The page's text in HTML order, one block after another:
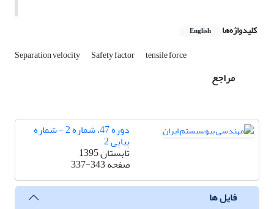
کلیدواژه‌ها English
Separation velocity Safety factor tensile force
مراجع
دوره 47، شماره 2 - شماره
پیاپی 2
تابستان 1395
صفحه337-343
فایل ها